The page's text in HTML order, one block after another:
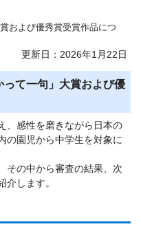
および優秀賞受賞作品につ
更新日：2026年1月22日
て一句」大賞および優
、感性を磨きながら日本の
の園児から中学生を対象に
その中から審査の結果、次
します。